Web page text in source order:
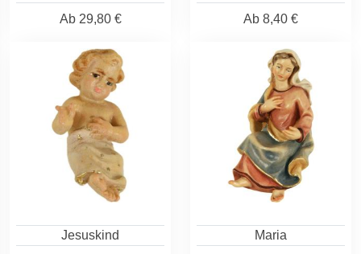
Ab29,80 €
Ab 8,40 €
Jesuskind
Maria